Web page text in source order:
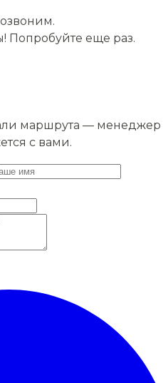
еще раз.
маршрута — менеджер
с вами.